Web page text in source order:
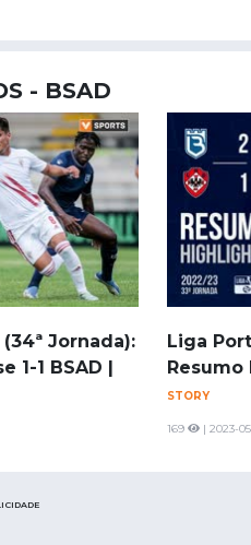
- BSAD
Jornada):
1-1 BSAD |
Liga
STORY
169 | 2023-